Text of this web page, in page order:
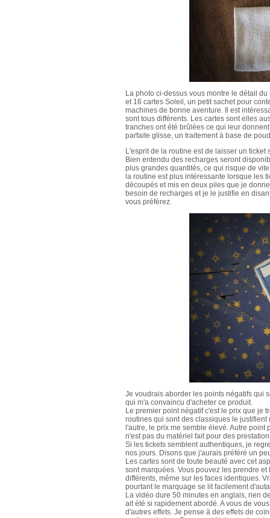
La photo ci-dessus vous montre le détail
et 16 cartes Soleil, un petit sachet pour
machines de bonne aventure. Il est
sont tous différents. Les cartes sont elles
tranches ont été brûlées ce qui leur
parfaite glisse, un traitement à base de
L'esprit de la routine est de laisser un
Bien entendu des recharges seront
plus grandes quantités, ce qui risque de
la routine est plus intéressante lorsque les
découpés et mis en deux piles que je
besoin de recharges et je le justifie en
vous préférez.
Je voudrais aborder les points négatifs qui
qui m'a convaincu d'acheter ce produit.
Le premier point négatif c'est le prix que je
routines qui sont des classiques le
l'autre, le prix me semble élevé. Autre
n'est pas du matériel fait pour des
Si les tickets semblent authentiques, je
nos jours. Disons que j'aurais préféré un
Les cartes sont de toute beauté avec cet
sont marquées. Vous pouvez les prendre
différents, même sur les faces identiques.
pourtant le marquage se lit facilement
La vidéo dure 50 minutes en anglais, rien
ait été si rapidement abordé. A vous de
d'autres effets. Je pense à des effets de